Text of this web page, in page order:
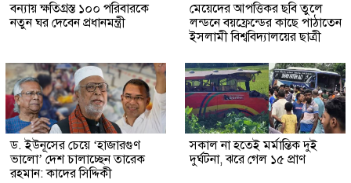
বন্যায় ক্ষতিগ্রস্ত ১০০ পরিবারকে
নতুন ঘর দেবেন প্রধানমন্ত্রী
মেয়েদের আপত্তিকর ছবি তুলে
লন্ডনে বয়ফ্রেন্ডের কাছে পাঠাতেন
ইসলামী বিশ্ববিদ্যালয়ের ছাত্রী
ড. ইউনূসের চেয়ে ‘হাজারগুণ
ভালো’ দেশ চালাচ্ছেন তারেক
রহমান: কাদের সিদ্দিকী
সকাল না হতেই মর্মান্তিক দুই
দুর্ঘটনা, ঝরে গেল ১৫ প্রাণ